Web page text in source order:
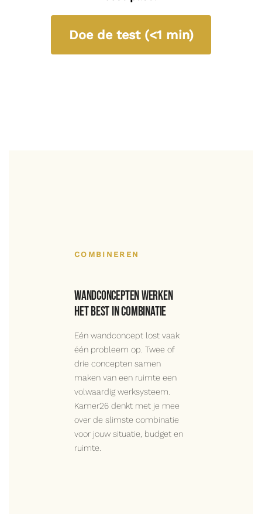
Doe de test (<1 min)
COMBINEREN
Wandconcepten werken
het best in combinatie
Eén wandconcept lost vaak
één probleem op. Twee of
drie concepten samen
maken van een ruimte een
volwaardig werksysteem.
Kamer26 denkt met je mee
over de slimste combinatie
voor jouw situatie, budget en
ruimte.